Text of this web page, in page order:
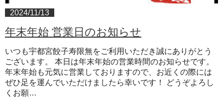
2024/11/13
年末年始 営業日のお知らせ
いつも宇都宮餃子寿限無をご利用いただき誠にありがとう
ございます。 本日は年末年始の営業時間のお知らせです。
年末年始も元気に営業しておりますので、お近くの際には
ぜひ足を運んでいただけましたら幸いです！ どうぞよろし
くお願…